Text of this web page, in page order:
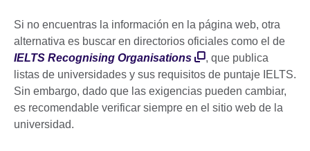
Si no encuentras la información en la página web, otra
alternativa es buscar en directorios oficiales como el de
IELTS Recognising Organisations
, que publica
listas de universidades y sus requisitos de puntaje IELTS.
Sin embargo, dado que las exigencias pueden cambiar,
es recomendable verificar siempre en el sitio web de la
universidad.